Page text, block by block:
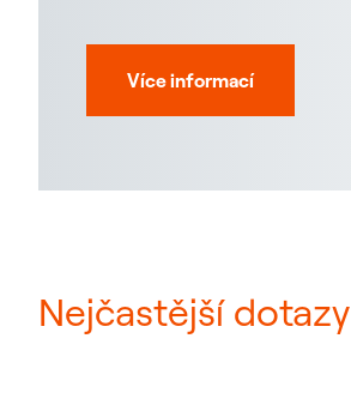
Více informací
Nejčastější dotazy